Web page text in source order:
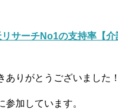
リサーチNo1の支持率【
ありがとうございました！
参加しています。